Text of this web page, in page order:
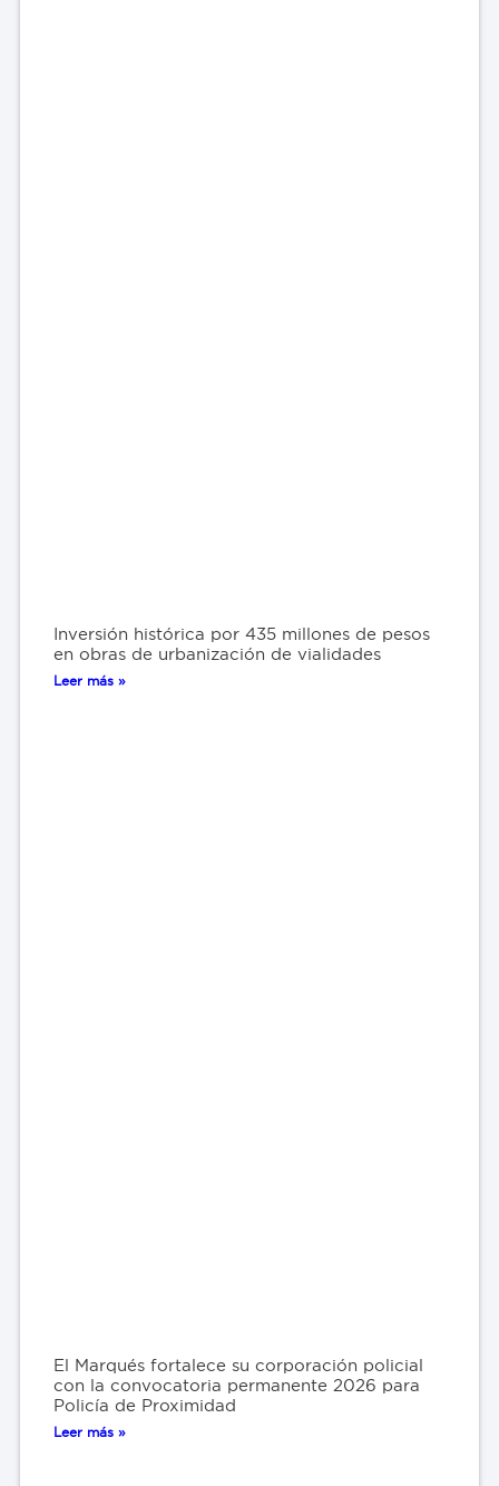
Inversión histórica por 435 millones de pesos
en obras de urbanización de vialidades
Leer más »
El Marqués fortalece su corporación policial
con la convocatoria permanente 2026 para
Policía de Proximidad
Leer más »